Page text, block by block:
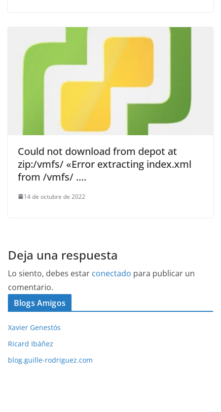
Could not download from depot at
zip:/vmfs/ «Error extracting index.xml
from /vmfs/ ….
14 de octubre de 2022
Deja una respuesta
Lo siento, debes estar conectado para publicar un
comentario.
Blogs Amigos
Xavier Genestós
Ricard Ibáñez
blog.guille-rodriguez.com